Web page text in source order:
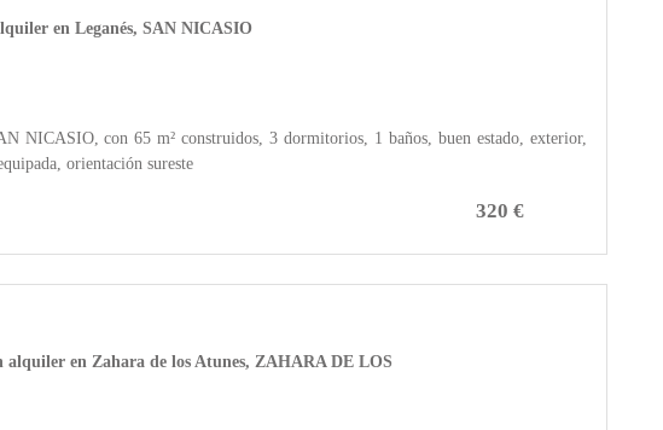
en Leganés, SAN NICASIO
NICASIO, con 65 m² construidos, 3 dormitorios, 1 baños, buen estado, exterior,
orientación sureste
320 €
alquiler en Zahara de los Atunes, ZAHARA DE LOS